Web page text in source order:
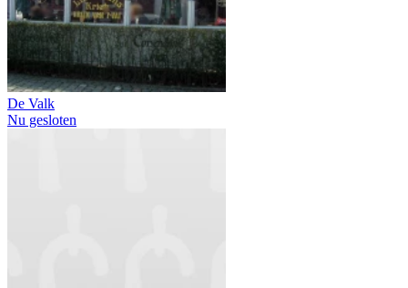
De Valk
Nu gesloten